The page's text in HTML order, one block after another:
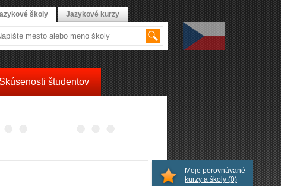
Skúsenosti študentov
Moje porovnávané
kurzy a školy (0)
školy Jazykové kurzy